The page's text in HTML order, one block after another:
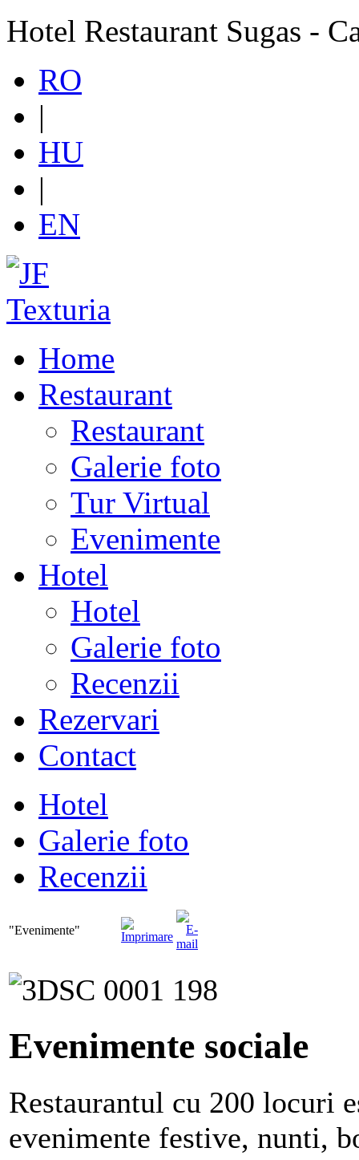
Hotel Restaurant Sugas -
RO
|
HU
|
EN
Home
Restaurant
Restaurant
Galerie foto
Tur Virtual
Evenimente
Hotel
Hotel
Galerie foto
Recenzii
Rezervari
Contact
Hotel
Galerie foto
Recenzii
"Evenimente"
Evenimente sociale
Restaurantul cu 200 locuri
evenimente festive, nunti,